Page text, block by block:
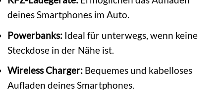
deines Smartphones im Auto.
Powerbanks: Ideal für unterwegs, wenn keine
Steckdose in der Nähe ist.
Wireless Charger: Bequemes und kabelloses
Aufladen deines Smartphones.